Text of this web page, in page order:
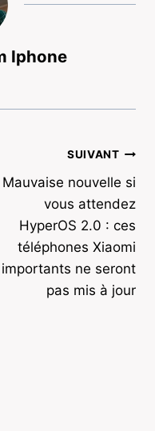
Iphone
SUIVANT
Mauvaise nouvelle si
vous attendez
HyperOS 2.0 : ces
téléphones Xiaomi
importants ne seront
pas mis à jour